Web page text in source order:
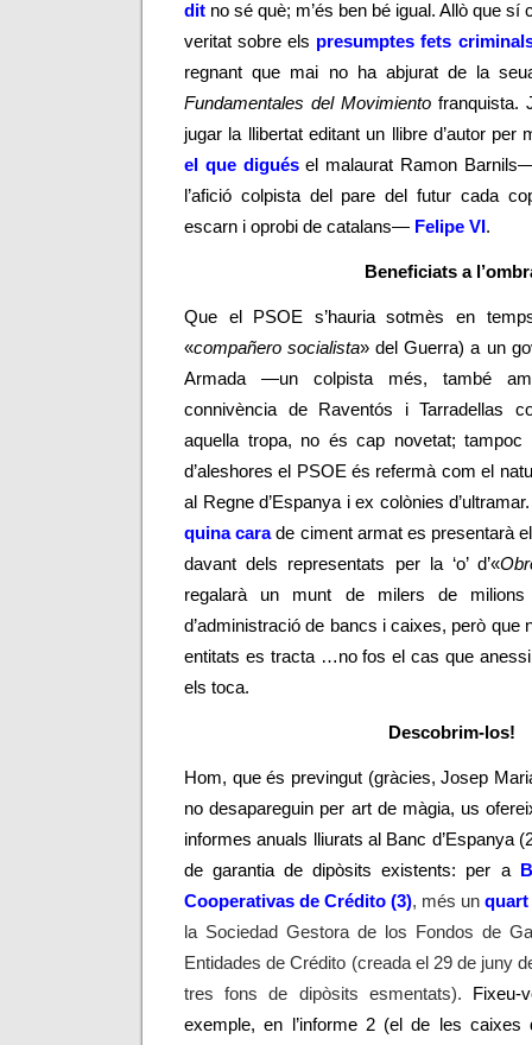
dit no sé què; m’és ben bé igual. Allò que sí
veritat sobre els presumptes fets
regnant que mai no ha abjurat de la
Fundamentales del Movimiento franquista.
jugar la llibertat editant un llibre d’autor
el que diguésel malaurat Ramon
l’afició colpistadel pare del futur cada
escarn i oprobi de catalans— Felipe VI .
Beneficiats a
Que el PSOE s’hauria sotmès en
«compañero socialista» del Guerra) a un
Armada —un colpista més, també
connivència de Raventós i Tarradellas
aquella tropa, no és cap novetat;
d’aleshores el PSOE és refermà com el
al Regne d’Espanya i ex colònies
quina carade ciment armat es presentarà
davant dels representats per la ‘o’ d’«
regalarà un munt de milers de milions
d’administració de bancs i caixes, però que
entitats es tracta …no fos el cas que
els toca.
Descobrim-los!
Hom, que és previngut (gràcies, Josep
no desapareguin per art de màgia, us
informes anuals lliurats al Banc d’Espanya
de garantia de dipòsits existents: per a
Cooperativas de Crédito (3), més un quart
la Sociedad Gestora de los Fondos de
Entidades de Crédito (creada el 29 de juny
tres fons de dipòsits esmentats). Fixeu-
exemple, en l’informe 2 (el de les caixes